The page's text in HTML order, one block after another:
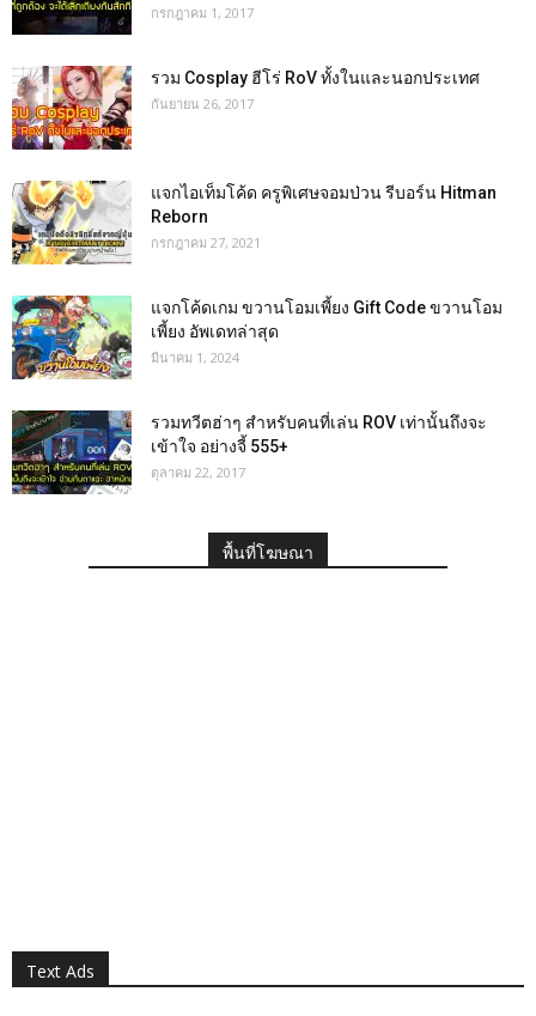
กรกฎาคม 1, 2017
รวม Cosplay ฮีโร่ RoV ทั้งในและนอกประเทศ
กันยายน 26, 2017
แจกไอเท็มโค้ด ครูพิเศษจอมป่วน รีบอร์น Hitman
Reborn
กรกฎาคม 27, 2021
แจกโค้ดเกม ขวานโอมเพี้ยง Gift Code ขวานโอม
เพี้ยง อัพเดทล่าสุด
มีนาคม 1, 2024
รวมทวีตฮ่าๆ สำหรับคนที่เล่น ROV เท่านั้นถึงจะ
เข้าใจ อย่างจี้ 555+
ตุลาคม 22, 2017
พื้นที่โฆษณา
Text Ads